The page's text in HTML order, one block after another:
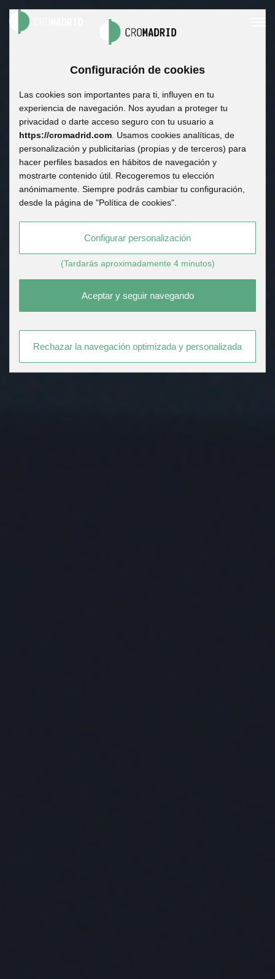
Configuración de cookies
Las cookies son importantes para ti, influyen en tu
experiencia de navegación. Nos ayudan a proteger tu
privacidad o darte acceso seguro con tu usuario a
https://cromadrid.com . Usamos cookies analíticas, de
personalización y publicitarias (propias y de terceros) para
hacer perfiles basados en hábitos de navegación y
mostrarte contenido útil. Recogeremos tu elección
anónimamente. Siempre podrás cambiar tu configuración,
desde la página de "Política de cookies".
Configurar personalización
(Tardarás aproximadamente 4 minutos)
Aceptar y seguir navegando
Rechazar la navegación optimizada y personalizada